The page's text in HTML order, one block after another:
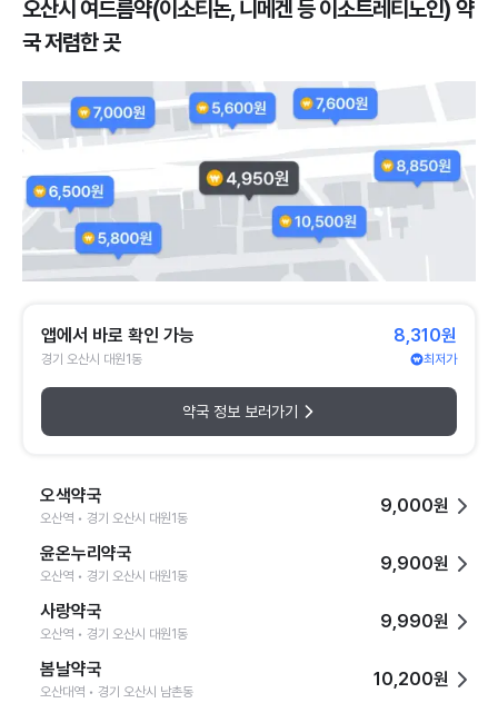
오산시 여드름약(이소티논, 니메겐 등 이소트레티노인) 약
국 저렴한 곳
앱에서 바로 확인 가능
경기 오산시 대원1동
8,310원
최저가
약국 정보 보러가기
오색약국
오산역 • 경기 오산시 대원1동
9,000원
윤온누리약국
오산역 • 경기 오산시 대원1동
9,900원
사랑약국
오산역 • 경기 오산시 대원1동
9,990원
봄날약국
오산대역 • 경기 오산시 남촌동
10,200원